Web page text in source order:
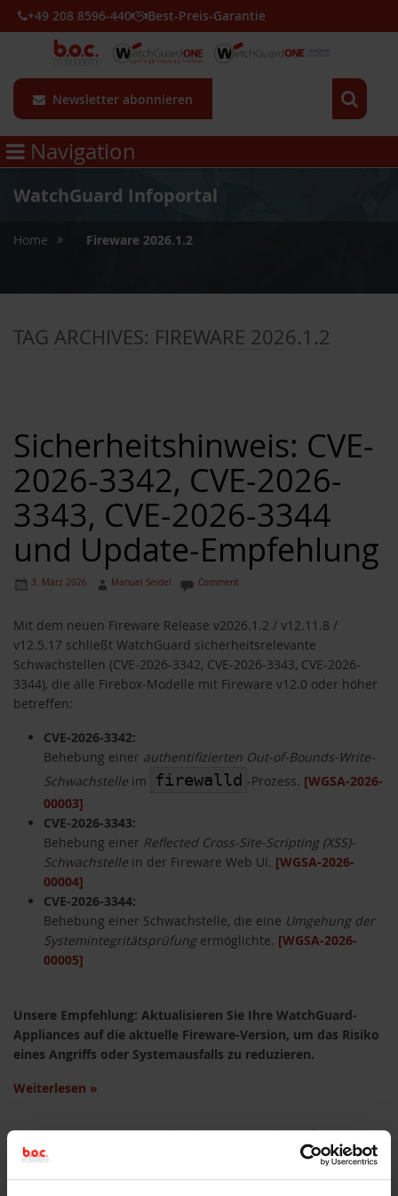
Newsletter abonnieren
+49 208 8596-440 Best-Preis-Garantie
Navigation
WatchGuard Infoportal
Home Fireware 2026.1.2
TAG ARCHIVES: FIREWARE 2026.1.2
Sicherheitshinweis: CVE-
2026-3342, CVE-2026-
3343, CVE-2026-3344
und Update-Empfehlung
3. März 2026 Manuel Seidel Comment
Mit dem neuen Fireware Release v2026.1.2 / v12.11.8 /
v12.5.17 schließt WatchGuard sicherheitsrelevante
Schwachstellen (CVE-2026-3342, CVE-2026-3343, CVE-2026-
3344), die alle Firebox-Modelle mit Fireware v12.0 oder höher
betreffen:
CVE-2026-3342:
Behebung einer authentifizierten Out-of-Bounds-Write-
Schwachstelle im firewalld -Prozess. [WGSA-2026-
00003]
CVE-2026-3343:
Behebung einer Reflected Cross-Site-Scripting (XSS)-
Schwachstelle in der Fireware Web UI. [WGSA-2026-
00004]
CVE-2026-3344:
Behebung einer Schwachstelle, die eine Umgehung der
Systemintegritätsprüfungermöglichte. [WGSA-2026-
00005]
Unsere Empfehlung: Aktualisieren Sie Ihre WatchGuard-
Appliances auf die aktuelle Fireware-Version, um das Risiko
eines Angriffs oder Systemausfalls zu reduzieren.
Weiterlesen »
CVE,CVE-2026-3342,CVE-2026-3343,CVE-2026-3344,Cyber Security,
Fireware 12.11.8
Security Alert,
Sicherheitshinweis